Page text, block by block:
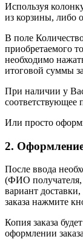
Используя
из корзины, либо
В поле
приобретаемого
необходимо
итоговой суммы
При наличии у
соответствующее
Или просто
2.
После ввода
(ФИО получателя,
вариант
заказа нажмите
Копия заказа
оформлении